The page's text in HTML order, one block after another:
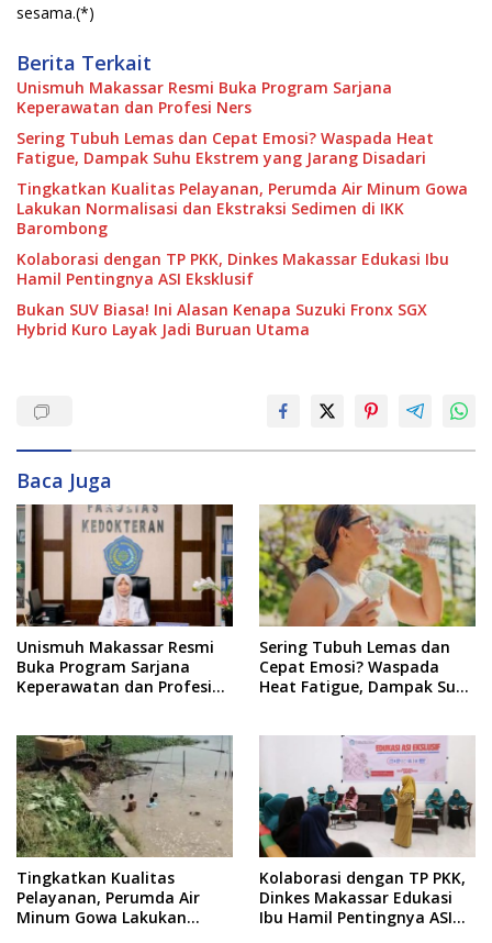
sesama.(*)
Berita Terkait
Unismuh Makassar Resmi Buka Program Sarjana
Keperawatan dan Profesi Ners
Sering Tubuh Lemas dan Cepat Emosi? Waspada Heat
Fatigue, Dampak Suhu Ekstrem yang Jarang Disadari
Tingkatkan Kualitas Pelayanan, Perumda Air Minum Gowa
Lakukan Normalisasi dan Ekstraksi Sedimen di IKK
Barombong
Kolaborasi dengan TP PKK, Dinkes Makassar Edukasi Ibu
Hamil Pentingnya ASI Eksklusif
Bukan SUV Biasa! Ini Alasan Kenapa Suzuki Fronx SGX
Hybrid Kuro Layak Jadi Buruan Utama
Baca Juga
Unismuh Makassar Resmi
Buka Program Sarjana
Keperawatan dan Profesi
Sering Tubuh Lemas dan
Cepat Emosi? Waspada
Heat Fatigue, Dampak Suhu
Tingkatkan Kualitas
Pelayanan, Perumda Air
Minum Gowa Lakukan
Kolaborasi dengan TP PKK,
Dinkes Makassar Edukasi
Ibu Hamil Pentingnya ASI